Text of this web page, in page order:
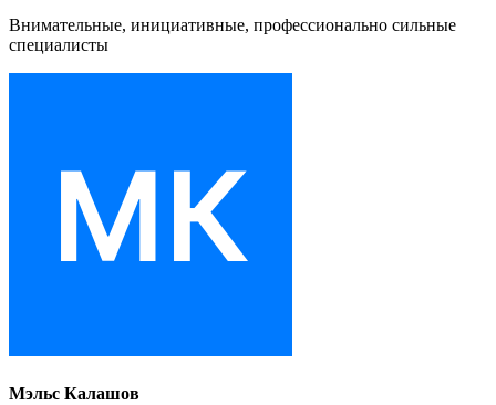
Внимательные, инициативные, профессионально сильные
специалисты
Мэльс Калашов